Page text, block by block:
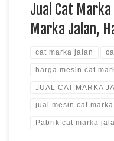
Jual Cat
Marka Jalan,
cat marka jalan
harga mesin cat
JUAL CAT MARKA
jual mesin cat
Pabrik cat marka